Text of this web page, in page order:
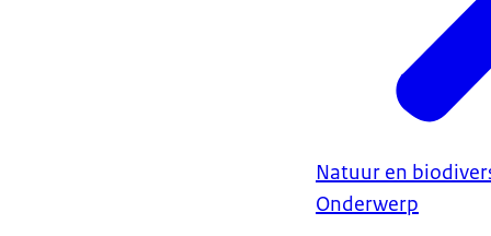
Natuur en
Onderwerp